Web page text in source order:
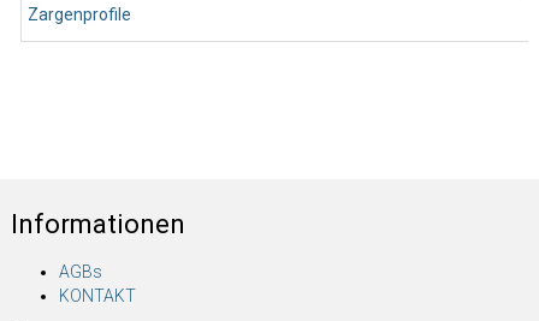
Zargenprofile
Informationen
AGBs
KONTAKT